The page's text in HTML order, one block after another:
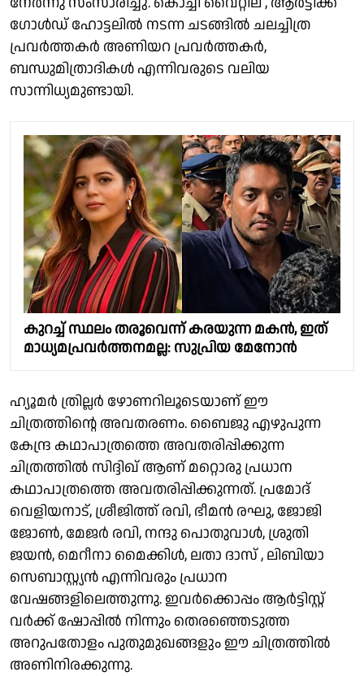
ഗോൾഡ് ഹോട്ടലിൽ നടന്ന ചടങ്ങിൽ ചലച്ചിത്ര
പ്രവർത്തകർ അണിയറ പ്രവർത്തകർ,
ബന്ധുമിത്രാദികൾ എന്നിവരുടെ വലിയ
സാന്നിധ്യമുണ്ടായി.
കുറച്ച് സ്ഥലം തരൂവെന്ന് കരയുന്ന മകൻ, ഇത്
മാധ്യമപ്രവർത്തനമല്ല: സുപ്രിയ മേനോൻ
ഹ്യൂമർ ത്രില്ലർ ഴോണറിലൂടെയാണ് ഈ
ചിത്രത്തിന്റെ അവതരണം. ബൈജു എഴുപുന്ന
കേന്ദ്ര കഥാപാത്രത്തെ അവതരിപ്പിക്കുന്ന
ചിത്രത്തിൽ സിദ്ദിഖ് ആണ് മറ്റൊരു പ്രധാന
കഥാപാത്രത്തെ അവതരിപ്പിക്കുന്നത്. പ്രമോദ്
വെളിയനാട്, ശ്രീജിത്ത് രവി, ഭീമൻ രഘു, ജോജി
ജോൺ, മേജർ രവി, നന്ദു പൊതുവാൾ, ശ്രുതി
ജയൻ, മെറീനാ മൈക്കിൾ, ലതാ ദാസ് , ലിബിയാ
സെബാസ്റ്റ്യൻ എന്നിവരും പ്രധാന
വേഷങ്ങളിലെത്തുന്നു. ഇവർക്കൊപ്പം ആർട്ടിസ്റ്റ്
വർക്ക് ഷോപ്പിൽ നിന്നും തെരഞ്ഞെടുത്ത
അറുപതോളം പുതുമുഖങ്ങളും ഈ ചിത്രത്തിൽ
അണിനിരക്കുന്നു.